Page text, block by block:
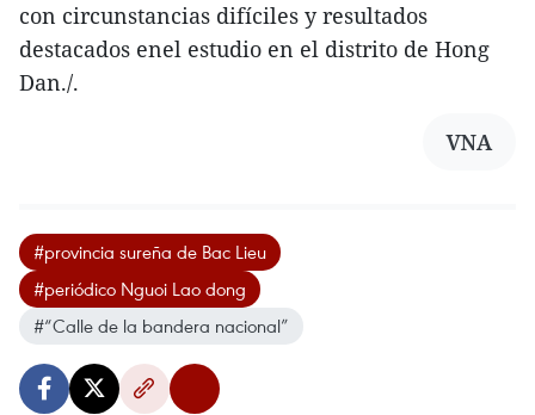
con circunstancias difíciles y resultados
destacados enel estudio en el distrito de Hong
Dan./.
VNA
#provincia sureña de Bac Lieu
#periódico Nguoi Lao dong
#“Calle de la bandera nacional”